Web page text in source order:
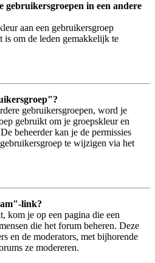
gebruikersgroepen in een andere
aan een gebruikersgroep
is om de leden gemakkelijk te
gebruikersgroepen, word je
gebruikt om je groepskleur en
beheerder kan je de permissies
te wijzigen via het
link?
kom je op een pagina die een
die het forum beheren. Deze
en de moderators, met bijhorende
ze modereren.